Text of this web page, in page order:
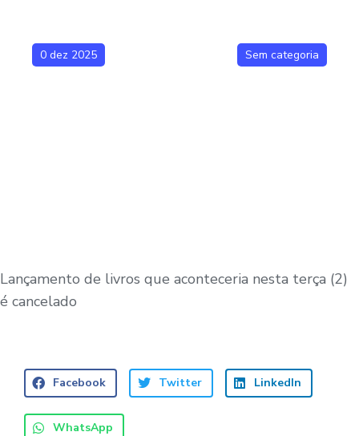
0 dez 2025 Sem categoria
Lançamento de livros que aconteceria nesta terça (2)
é cancelado
Facebook Twitter LinkedIn
WhatsApp